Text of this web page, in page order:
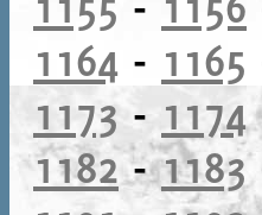
1164 - 1165
1173- 1174
1182-1183